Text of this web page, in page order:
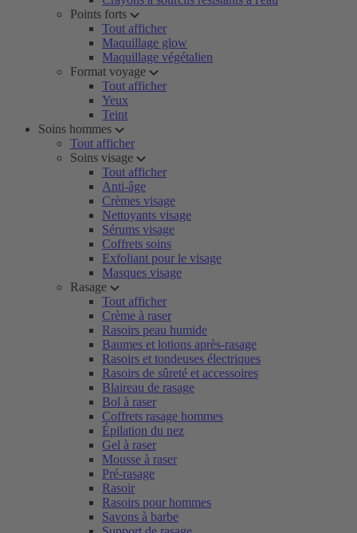
Points forts
Tout afficher
Maquillage glow
Maquillage végétalien
Format voyage
Tout afficher
Yeux
Teint
Soins hommes
Tout afficher
Soins visage
Tout afficher
Anti-âge
Crèmes visage
Nettoyants visage
Sérums visage
Coffrets soins
Exfoliant pour le visage
Masques visage
Rasage
Tout afficher
Crème à raser
Rasoirs peau humide
Baumes et lotions après-rasage
Rasoirs et tondeuses électriques
Rasoirs de sûreté et accessoires
Blaireau de rasage
Bol à raser
Coffrets rasage hommes
Épilation du nez
Gel à raser
Mousse à raser
Pré-rasage
Rasoir
Rasoirs pour hommes
Savons à barbe